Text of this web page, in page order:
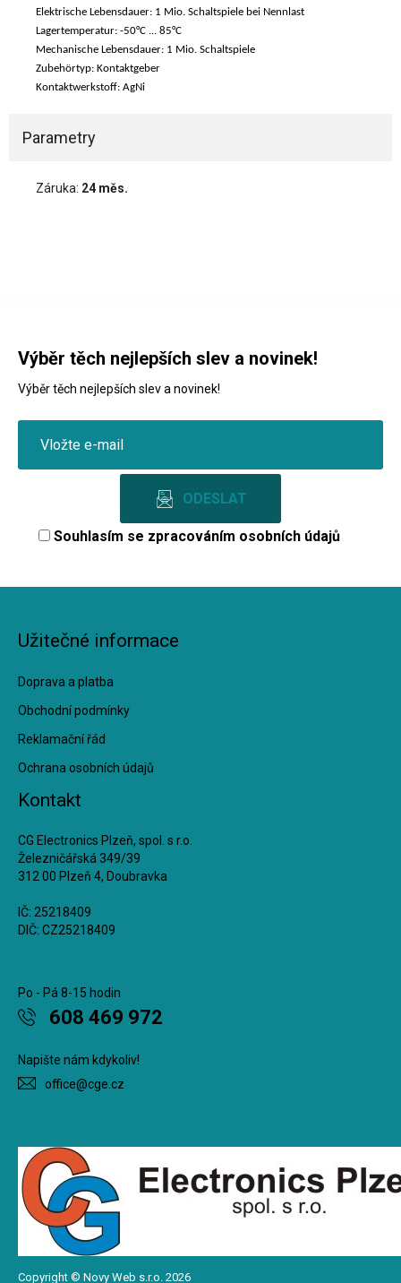
Elektrische Lebensdauer: 1 Mio. Schaltspiele bei Nennlast
Lagertemperatur: -50°C ... 85°C
Mechanische Lebensdauer: 1 Mio. Schaltspiele
Zubehörtyp: Kontaktgeber
Kontaktwerkstoff: AgNi
Parametry
Záruka: 24 měs.
Výběr těch nejlepších slev a novinek!
Výběr těch nejlepších slev a novinek!
Souhlasím se zpracováním osobních údajů
Užitečné informace
Doprava a platba
Obchodní podmínky
Reklamační řád
Ochrana osobních údajů
Kontakt
CG Electronics Plzeň, spol. s r.o.
Železničářská 349/39
312 00 Plzeň 4, Doubravka
IČ: 25218409
DIČ: CZ25218409
Po - Pá 8-15 hodin
608 469 972
Napište nám kdykoliv!
office@cge.cz
Copyright © Novy Web s.r.o. 2026